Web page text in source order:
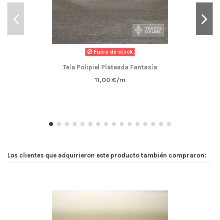
Fuera de stock
Tela Polipiel Plateada Fantasía
11,00 €/m
Los clientes que adquirieron este producto también compraron: